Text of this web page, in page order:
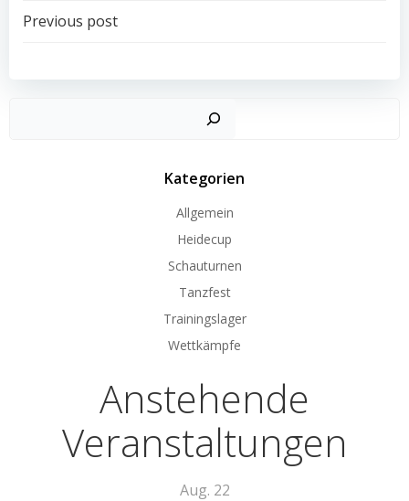
Post
navigation
Previous post
Kategorien
Allgemein
Heidecup
Schauturnen
Tanzfest
Trainingslager
Wettkämpfe
Anstehende
Veranstaltungen
Aug. 22